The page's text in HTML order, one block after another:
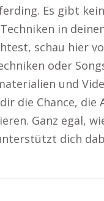
Es gibt
in
schau hier
oder
und
die Chance, die
Ganz egal,
dich